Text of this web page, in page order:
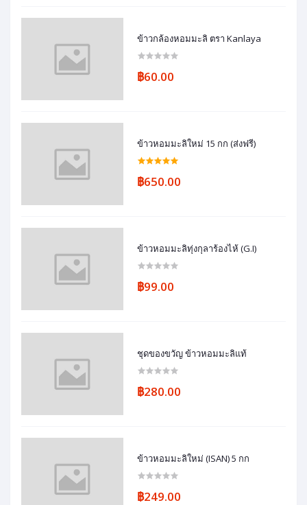
ข้าวกล้องหอมมะลิ ตรา Kanlaya
฿60.00
ข้าวหอมมะลิใหม่ 15 กก (ส่งฟรี)
฿650.00
ข้าวหอมมะลิทุ่งกุลาร้องไห้ (G.I)
฿99.00
ชุดของขวัญ ข้าวหอมมะลิแท้
฿280.00
ข้าวหอมมะลิใหม่ (ISAN) 5 กก
฿249.00